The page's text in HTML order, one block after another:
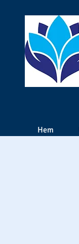
Hem